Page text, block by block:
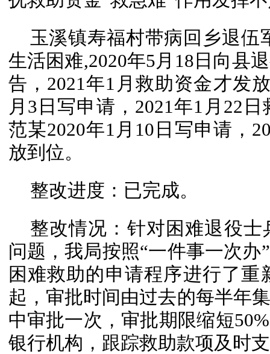
玉溪镇寿福村带病回乡退伍
生活困难,2020年5月18日向县
告，2021年1月救助资金才发
月3日写申请，2021年1月22
范某2020年1月10日写申请，
放到位。
整改进度：已完成。
整改情况：针对困难退役
问题，我局按照“一件事一次
困难救助的申请程序进行了重
起，审批时间由过去的每半年
中审批一次，审批期限缩短
银行机构，跟踪救助款项及时